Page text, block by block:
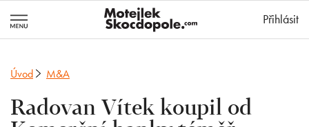
Přihlásit
Úvod M&A
Radovan Vítek koupil od